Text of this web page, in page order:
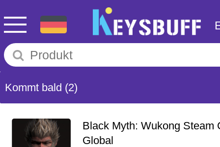
Kommt bald (2)
Black Myth: Wukong Steam
Global